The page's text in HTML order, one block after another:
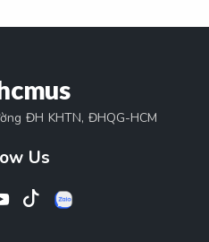
ĐH KHTN, ĐHQG-HCM
Us